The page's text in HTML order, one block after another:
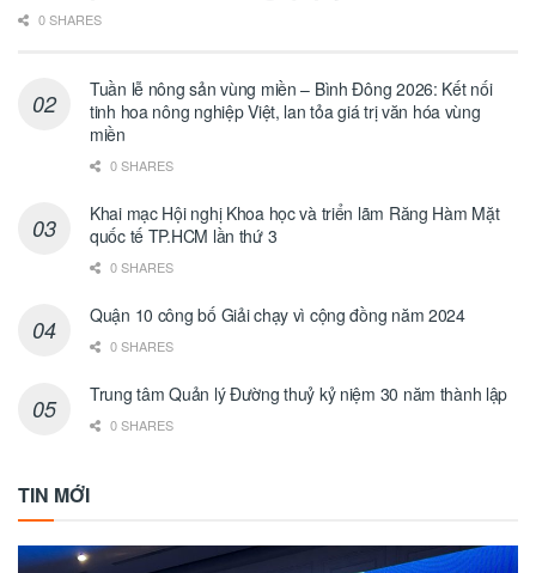
0 SHARES
Tuần lễ nông sản vùng miền – Bình Đông 2026: Kết nối
tinh hoa nông nghiệp Việt, lan tỏa giá trị văn hóa vùng
miền
0 SHARES
Khai mạc Hội nghị Khoa học và triển lãm Răng Hàm Mặt
quốc tế TP.HCM lần thứ 3
0 SHARES
Quận 10 công bố Giải chạy vì cộng đồng năm 2024
0 SHARES
Trung tâm Quản lý Đường thuỷ kỷ niệm 30 năm thành lập
0 SHARES
TIN MỚI